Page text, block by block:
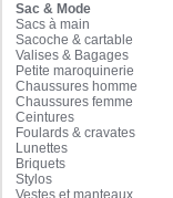
Sac & Mode
Sacs à main
Sacoche & cartable
Valises & Bagages
Petite maroquinerie
Chaussures homme
Chaussures femme
Ceintures
Foulards & cravates
Lunettes
Briquets
Stylos
Vestes et manteaux